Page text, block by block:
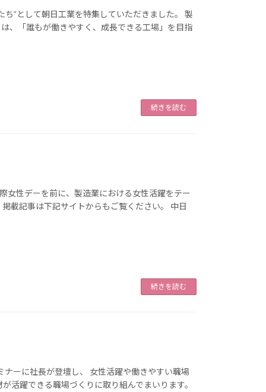
”として朝日工業を特集していただきました。 製
、「誰もが働きやすく、成長できる工場」を目指
続きを読む
性デーを前に、製造業における女性活躍をテー
載記事は下記サイトからもご覧ください。 中日
続きを読む
ーに社長が登壇し、 女性活躍や働きやすい職場
活躍できる職場づくりに取り組んでまいります。